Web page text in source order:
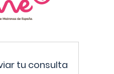
tu consulta